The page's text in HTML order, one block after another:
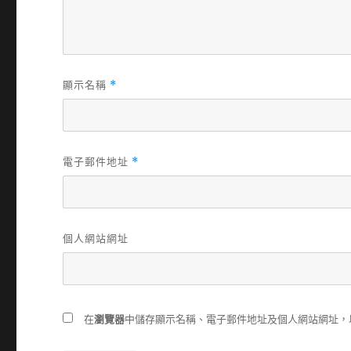
顯示名稱 *
電子郵件地址 *
個人網站網址
在瀏覽器中儲存顯示名稱、電子郵件地址及個人網站網址